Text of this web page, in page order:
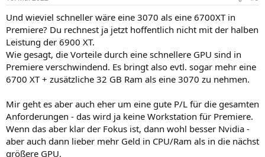
Und wieviel schneller wäre eine 3070 als eine 6700XT in
Premiere? Du rechnest ja jetzt hoffentlich nicht mit der halben
Leistung der 6900 XT.
Wie gesagt, die Vorteile durch eine schnellere GPU sind in
Premiere verschwindend. Es bringt also evtl. sogar mehr eine
6700 XT + zusätzliche 32 GB Ram als eine 3070 zu nehmen.
Mir geht es aber auch eher um eine gute P/L für die gesamten
Anforderungen - das wird ja keine Workstation für Premiere.
Wenn das aber klar der Fokus ist, dann wohl besser Nvidia -
aber auch dann lieber mehr Geld in CPU/Ram als in die nächst
größere GPU.